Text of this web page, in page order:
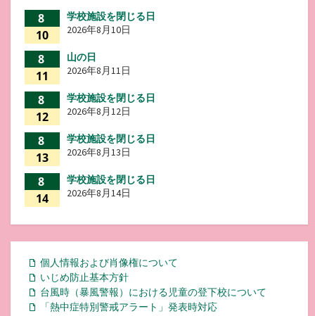
8
10
学校施設を閉じる日
2026年8月10日
8
11
山の日
2026年8月11日
8
12
学校施設を閉じる日
2026年8月12日
8
13
学校施設を閉じる日
2026年8月13日
8
14
学校施設を閉じる日
2026年8月14日
個人情報および肖像権について
いじめ防止基本方針
台風時（暴風警報）における児童の登下校について
「熱中症特別警戒アラート」発表時対応